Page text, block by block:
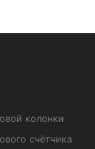
колонки
счётчика